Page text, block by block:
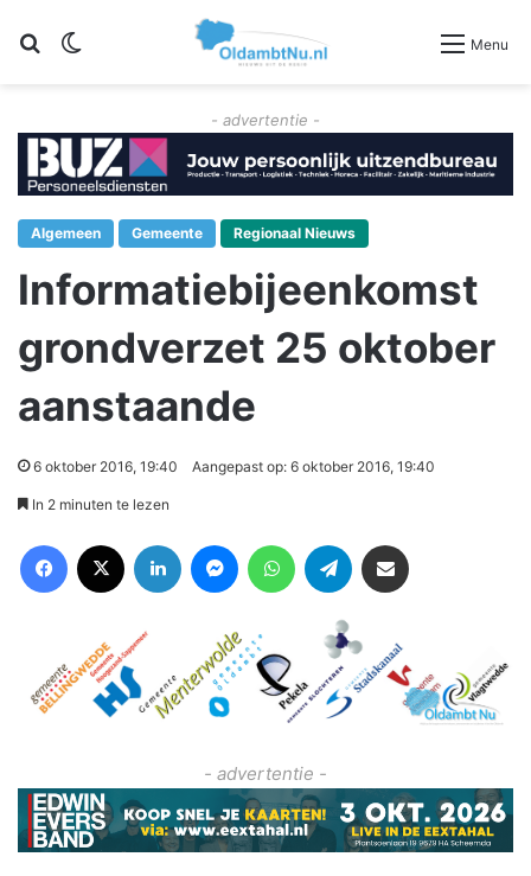
Zoeken Menu
- advertentie -
Algemeen Gemeente Regionaal Nieuws
Informatiebijeenkomst
grondverzet 25 oktober
aanstaande
6 oktober 2016, 19:40 Aangepast op: 6 oktober 2016, 19:40
In 2 minuten te lezen
- advertentie -